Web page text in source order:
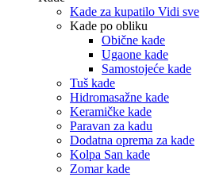
Kade za kupatilo Vidi sve
Kade po obliku
Obične kade
Ugaone kade
Samostojeće kade
Tuš kade
Hidromasažne kade
Keramičke kade
Paravan za kadu
Dodatna oprema za kade
Kolpa San kade
Zomar kade